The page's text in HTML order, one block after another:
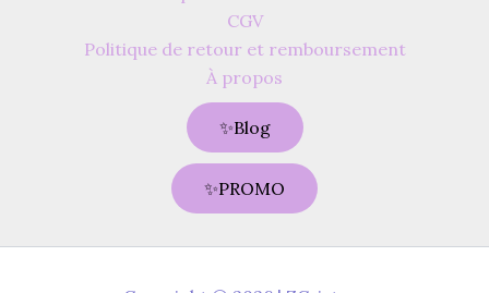
CGV
Politique de retour et remboursement
À propos
✨Blog
✨PROMO